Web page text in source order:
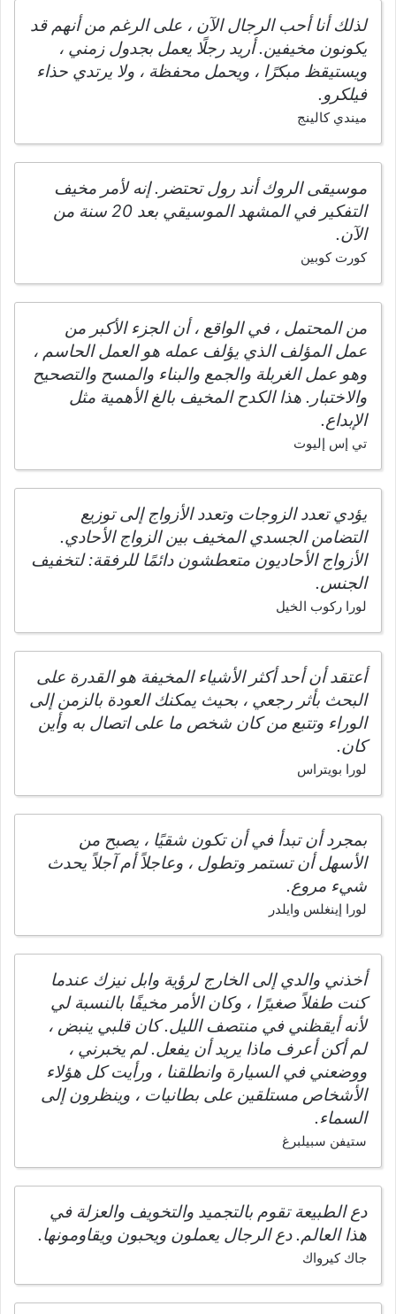
لذلك أنا أحب الرجال الآن ، على الرغم من أنهم قد
يكونون مخيفين. أريد رجلًا يعمل بجدول زمني ،
ويستيقظ مبكرًا ، ويحمل محفظة ، ولا يرتدي حذاء
فيلكرو.
ميندي كالينج
موسيقى الروك أند رول تحتضر. إنه لأمر مخيف
التفكير في المشهد الموسيقي بعد 20 سنة من
الآن.
كورت كوبين
من المحتمل ، في الواقع ، أن الجزء الأكبر من
عمل المؤلف الذي يؤلف عمله هو العمل الحاسم ،
وهو عمل الغربلة والجمع والبناء والمسح والتصحيح
والاختبار. هذا الكدح المخيف بالغ الأهمية مثل
الإبداع.
تي إس إليوت
يؤدي تعدد الزوجات وتعدد الأزواج إلى توزيع
التضامن الجسدي المخيف بين الزواج الأحادي.
الأزواج الأحاديون متعطشون دائمًا للرفقة: لتخفيف
الجنس.
لورا ركوب الخيل
أعتقد أن أحد أكثر الأشياء المخيفة هو القدرة على
البحث بأثر رجعي ، بحيث يمكنك العودة بالزمن إلى
الوراء وتتبع من كان شخص ما على اتصال به وأين
كان.
لورا بويتراس
بمجرد أن تبدأ في أن تكون شقيًا ، يصبح من
الأسهل أن تستمر وتطول ، وعاجلاً أم آجلاً يحدث
شيء مروع.
لورا إينغلس وايلدر
أخذني والدي إلى الخارج لرؤية وابل نيزك عندما
كنت طفلاً صغيرًا ، وكان الأمر مخيفًا بالنسبة لي
لأنه أيقظني في منتصف الليل. كان قلبي ينبض ،
لم أكن أعرف ماذا يريد أن يفعل. لم يخبرني ،
ووضعني في السيارة وانطلقنا ، ورأيت كل هؤلاء
الأشخاص مستلقين على بطانيات ، وينظرون إلى
السماء.
ستيفن سبيلبرغ
دع الطبيعة تقوم بالتجميد والتخويف والعزلة في
هذا العالم. دع الرجال يعملون ويحبون ويقاومونها.
جاك كيرواك